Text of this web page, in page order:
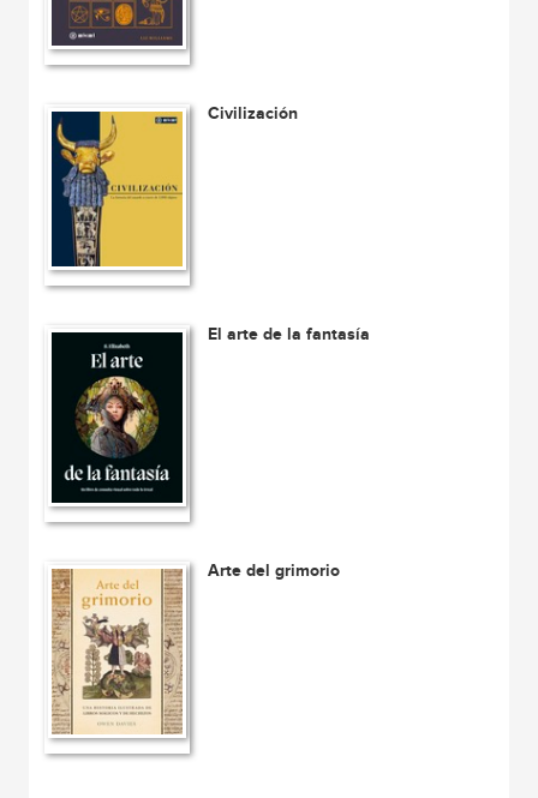
Civilización
El arte de la fantasía
Arte del grimorio